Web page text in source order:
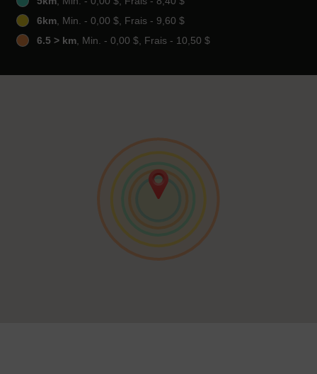
6km, Min. - 0,00 $, Frais - 9,60 $
6.5 > km, Min. - 0,00 $, Frais - 10,50 $